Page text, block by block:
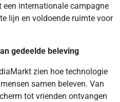
internationale campagne
lijn en voldoende ruimte voor
gedeelde beleving
zien hoe technologie
samen beleven. Van
tot vrienden ontvangen